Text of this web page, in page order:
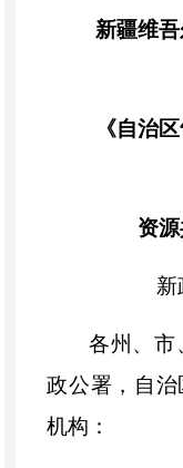
新疆维
《自治
资
新
各州、市
政公署，自
机构：